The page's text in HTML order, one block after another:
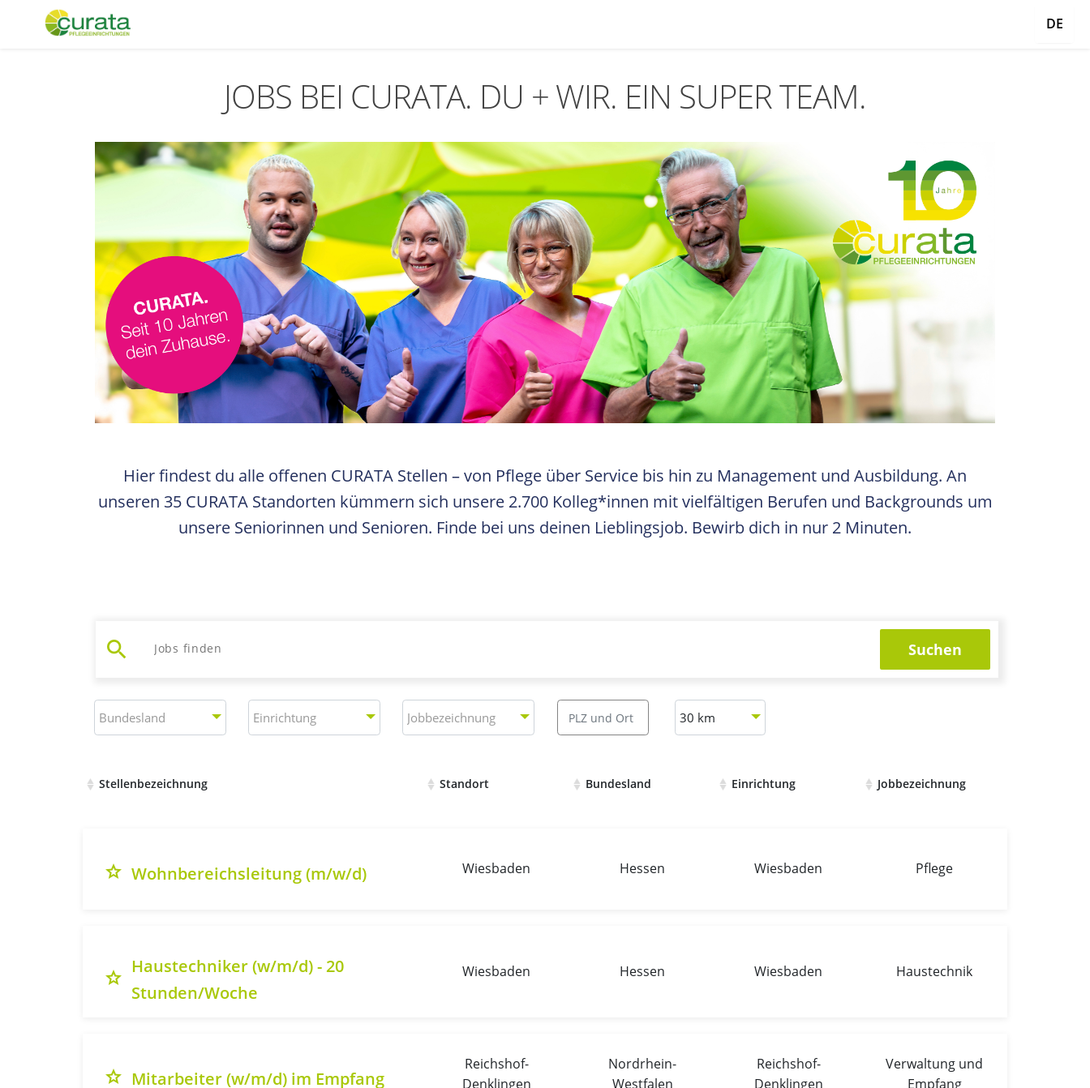
DE
JOBS BEI CURATA. DU + WIR. EIN SUPER TEAM.
Hier findest du alle offenen CURATA Stellen – von Pflege über Service bis hin zu Management und Ausbildung. An
unseren 35 CURATA Standorten kümmern sich unsere 2.700 Kolleg*innen mit vielfältigen Berufen und Backgrounds um
unsere Seniorinnen und Senioren. Finde bei uns deinen Lieblingsjob. Bewirb dich in nur 2 Minuten.
search
Jobs suchen Suchen
Bundesland
Bundesland
Einrichtung
Einrichtung
Jobbezeichnung
Jobbezeichnung
Ort Entfernung wählen
30 km
Stellenbezeichnung Standort Bundesland Einrichtung Jobbezeichnung
grade Wohnbereichsleitung (m/w/d) Wiesbaden Hessen Wiesbaden Pflege
grade
Haustechniker (w/m/d) - 20
Stunden/Woche
Wiesbaden Hessen Wiesbaden Haustechnik
grade Mitarbeiter (w/m/d) im Empfang
Reichshof-
Denklingen
Nordrhein-
Westfalen
Reichshof-
Denklingen
Verwaltung und
Empfang